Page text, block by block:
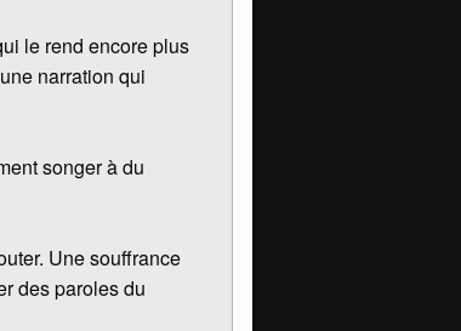
le rend encore plus
narration qui
songer à du
Une souffrance
des paroles du